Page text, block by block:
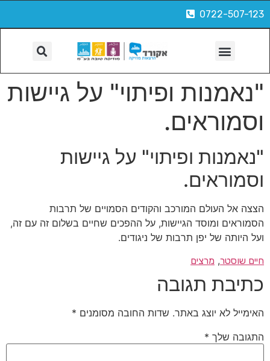
0722-507-123
"נאמנות ופיתוי" על גיישות
וסמוראים.
"נאמנות ופיתוי" על גיישות
וסמוראים.
הצצה אל העולם המורכב והקודים הסמויים של תרבות
הסמוראים ומוסד הגיישות, על ההפכים שחיים בשלום זה עם זה,
ועל היותה של יפן תרבות של ניגודים.
חיים שוסטר, מרצים
כתיבת תגובה
האימייל לא יוצג באתר. שדות החובה מסומנים *
התגובה שלך *